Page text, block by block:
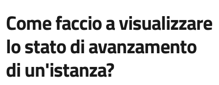
Come faccio a visualizzare
lo stato di avanzamento
di un'istanza?